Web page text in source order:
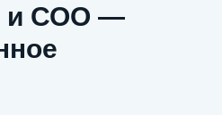
и СОО —